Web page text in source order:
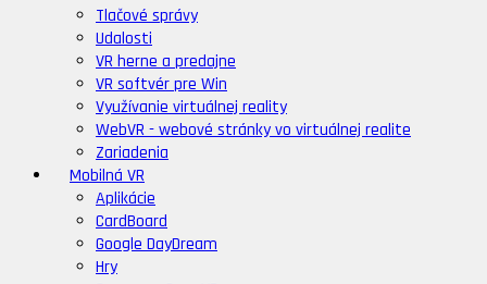
Tlačové správy
Udalosti
VR herne a predajne
VR softvér pre Win
Využívanie virtuálnej reality
WebVR - webové stránky vo virtuálnej realite
Zariadenia
Mobilná VR
Aplikácie
CardBoard
Google DayDream
Hry